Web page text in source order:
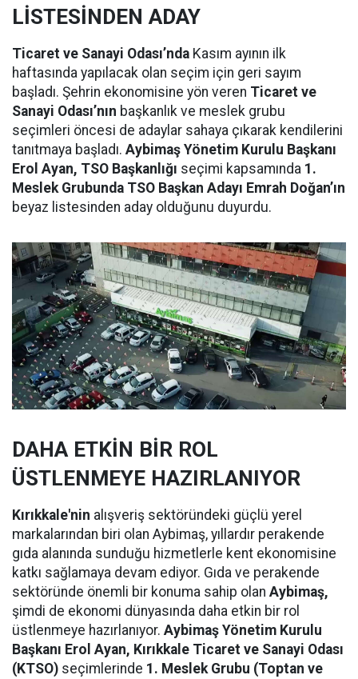
LİSTESİNDEN ADAY
Ticaret ve Sanayi Odası’nda Kasım ayının ilk
haftasında yapılacak olan seçim için geri sayım
başladı. Şehrin ekonomisine yön veren Ticaret ve
Sanayi Odası’nın başkanlık ve meslek grubu
seçimleri öncesi de adaylar sahaya çıkarak kendilerini
tanıtmaya başladı. Aybimaş Yönetim Kurulu Başkanı
Erol Ayan, TSO Başkanlığı seçimi kapsamında 1.
Meslek Grubunda TSO Başkan Adayı Emrah Doğan’ın
beyaz listesinden aday olduğunu duyurdu.
DAHA ETKİN BİR ROL
ÜSTLENMEYE HAZIRLANIYOR
Kırıkkale'nin alışveriş sektöründeki güçlü yerel
markalarından biri olan Aybimaş, yıllardır perakende
gıda alanında sunduğu hizmetlerle kent ekonomisine
katkı sağlamaya devam ediyor. Gıda ve perakende
sektöründe önemli bir konuma sahip olan Aybimaş,
şimdi de ekonomi dünyasında daha etkin bir rol
üstlenmeye hazırlanıyor. Aybimaş Yönetim Kurulu
Başkanı Erol Ayan, Kırıkkale Ticaret ve Sanayi Odası
(KTSO) seçimlerinde 1. Meslek Grubu (Toptan ve